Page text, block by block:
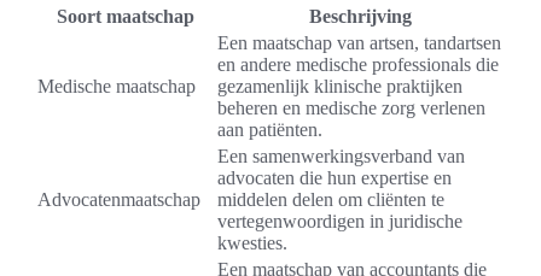
Soort maatschap Beschrijving
Medische maatschap
Een maatschap van artsen, tandartsen
en andere medische professionals die
gezamenlijk klinische praktijken
beheren en medische zorg verlenen
aan patiënten.
Advocatenmaatschap
Een samenwerkingsverband van
advocaten die hun expertise en
middelen delen om cliënten te
vertegenwoordigen in juridische
kwesties.
Een maatschap van accountants die